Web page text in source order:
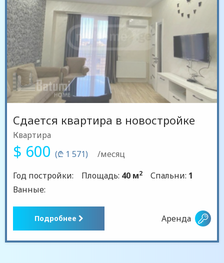
Сдается квартира в новостройке
Квартира
$ 600 (₾ 1 571)
/месяц
Год постройки:
Площадь: 40 м2 Спальни: 1
Ванные:
Подробнее Аренда